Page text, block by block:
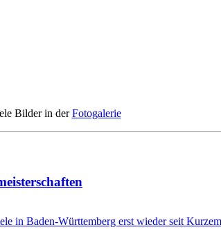
Bilder in derFotogalerie
in Baden-Württemberg erst wieder seit